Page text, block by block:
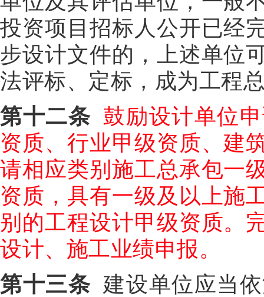
投资项目招标人公开已经
步设计文件的，上述单位
法评标、定标，成为工程
第十二条 鼓励设计单位
资质、行业甲级资质、建
请相应类别施工总承包一
资质，具有一级及以上施
别的工程设计甲级资质。
设计、施工业绩申报。
第十三条 建设单位应当